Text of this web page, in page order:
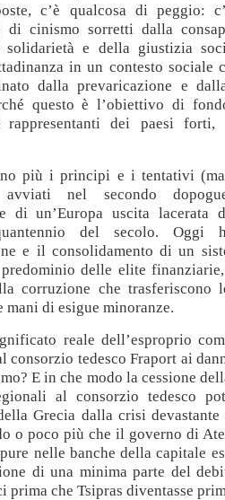
c’è qualcosa di peggio:
di cinismo sorretti dalla
e della giustizia
in un contesto sociale
dalla prevaricazione e
questo è l’obiettivo di
rappresentanti dei paesi
più i principi e i tentativi
avviati nel secondo
di un’Europa uscita lacerata
del secolo. Oggi
e il consolidamento di un
delle elite
corruzione che trasferiscono
mani di esigue minoranze.
reale dell’esproprio
consorzio tedesco Fraport ai
E in che modo la cessione
al consorzio tedesco
Grecia dalla crisi
o poco più che il governo di
nelle banche della capitale
di una minima parte del
prima che Tsipras diventasse